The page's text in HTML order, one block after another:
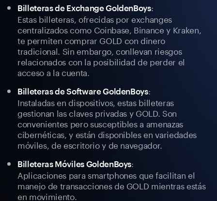
Billeteras de Exchange GoldenBoys:
Estas billeteras, ofrecidas por exchanges
centralizados como Coinbase, Binance y Kraken,
te permiten comprar GOLD con dinero
tradicional. Sin embargo, conllevan riesgos
relacionados con la posibilidad de perder el
acceso a la cuenta.
Billeteras de Software GoldenBoys:
Instaladas en dispositivos, estas billeteras
gestionan las claves privadas y GOLD. Son
convenientes pero susceptibles a amenazas
cibernéticas, y están disponibles en variedades
móviles, de escritorio y de navegador.
Billeteras Móviles GoldenBoys:
Aplicaciones para smartphones que facilitan el
manejo de transacciones de GOLD mientras estás
en movimiento.